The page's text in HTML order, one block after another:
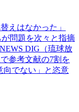
えはなかった」
問題を次々と指摘
DIG（琉球放
参考文献の7割を
向でない」と恣意